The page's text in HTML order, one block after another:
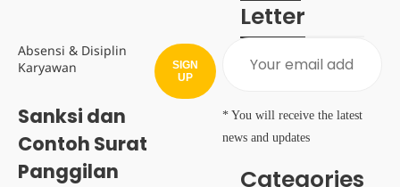
Absensi & Disiplin
Karyawan
Sanksi dan
Contoh Surat
Panggilan
Letter
SIGN
UP
* You will receive the latest
news and updates
Categories